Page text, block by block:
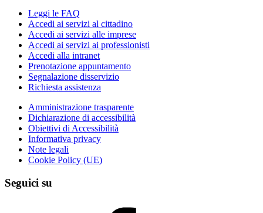
Leggi le FAQ
Accedi ai servizi al cittadino
Accedi ai servizi alle imprese
Accedi ai servizi ai professionisti
Accedi alla intranet
Prenotazione appuntamento
Segnalazione disservizio
Richiesta assistenza
Amministrazione trasparente
Dichiarazione di accessibilità
Obiettivi di Accessibilità
Informativa privacy
Note legali
Cookie Policy (UE)
Seguici su